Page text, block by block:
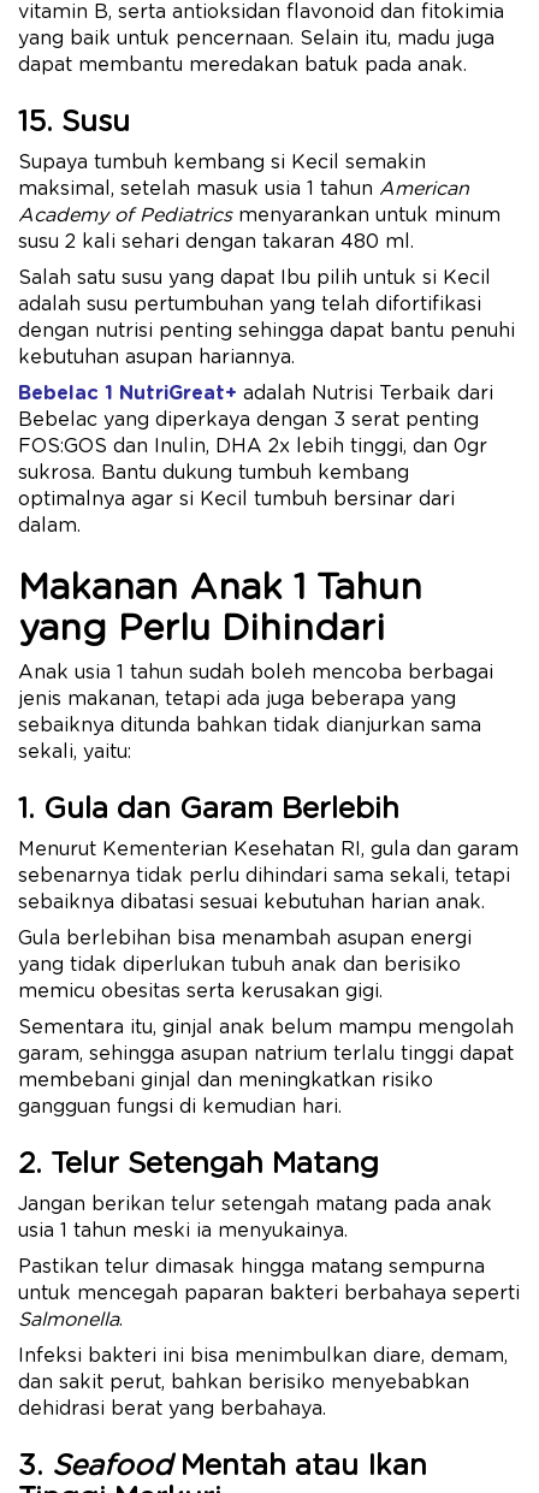
vitamin B, serta antioksidan flavonoid dan fitokimia
yang baik untuk pencernaan. Selain itu, madu juga
dapat membantu meredakan batuk pada anak.
15. Susu
Supaya tumbuh kembang si Kecil semakin
maksimal, setelah masuk usia 1 tahun American
Academy of Pediatricsmenyarankan untuk minum
susu 2 kali sehari dengan takaran 480 ml.
Salah satu susu yang dapat Ibu pilih untuk si Kecil
adalah susu pertumbuhan yang telah difortifikasi
dengan nutrisi penting sehingga dapat bantu penuhi
kebutuhan asupan hariannya.
Bebelac 1 NutriGreat+ adalah Nutrisi Terbaik dari
Bebelac yang diperkaya dengan 3 serat penting
FOS:GOS dan Inulin, DHA 2x ​lebih tinggi, dan 0gr
sukrosa. Bantu dukung tumbuh kembang
optimalnya agar si Kecil tumbuh bersinar dari
dalam.
Makanan Anak 1 Tahun
yang Perlu Dihindari
Anak usia 1 tahun sudah boleh mencoba berbagai
jenis makanan, tetapi ada juga beberapa yang
sebaiknya ditunda bahkan tidak dianjurkan sama
sekali, yaitu:
1. Gula dan Garam Berlebih
Menurut Kementerian Kesehatan RI, gula dan garam
sebenarnya tidak perlu dihindari sama sekali, tetapi
sebaiknya dibatasi sesuai kebutuhan harian anak.
Gula berlebihan bisa menambah asupan energi
yang tidak diperlukan tubuh anak dan berisiko
memicu obesitas serta kerusakan gigi.
Sementara itu, ginjal anak belum mampu mengolah
garam, sehingga asupan natrium terlalu tinggi dapat
membebani ginjal dan meningkatkan risiko
gangguan fungsi di kemudian hari.
2. Telur Setengah Matang
Jangan berikan telur setengah matang pada anak
usia 1 tahun meski ia menyukainya.
Pastikan telur dimasak hingga matang sempurna
untuk mencegah paparan bakteri berbahaya seperti
Salmonella.
Infeksi bakteri ini bisa menimbulkan diare, demam,
dan sakit perut, bahkan berisiko menyebabkan
dehidrasi berat yang berbahaya.
3. Seafood Mentah atau Ikan